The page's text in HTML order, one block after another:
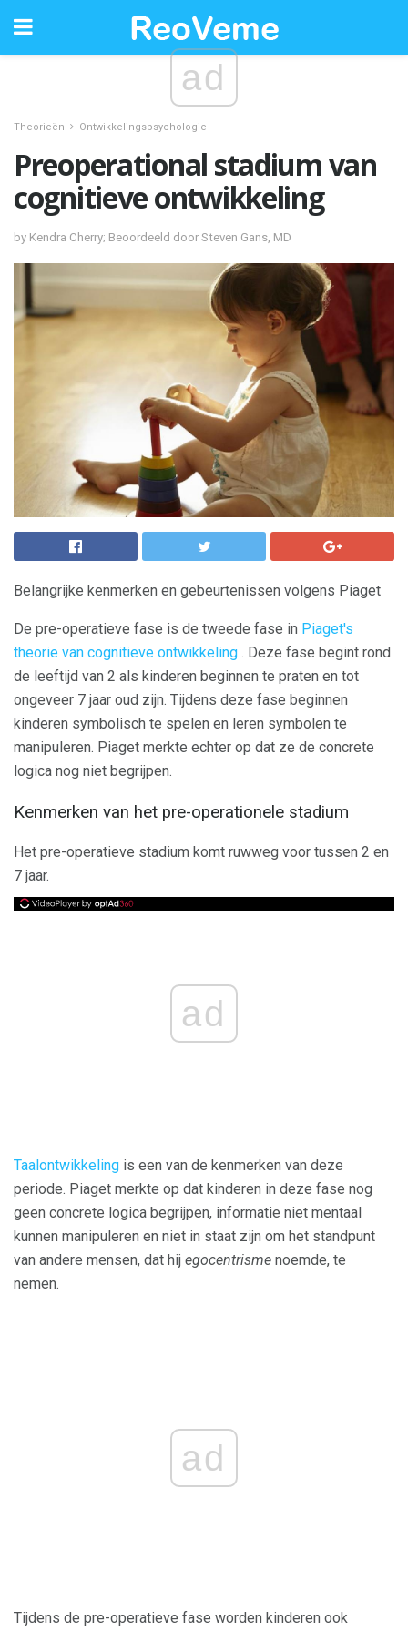
ad
Theorieën Ontwikkelingspsychologie
Preoperational stadium van
cognitieve ontwikkeling
by Kendra Cherry; Beoordeeld door Steven Gans, MD
Belangrijke kenmerken en gebeurtenissen volgens Piaget
De pre-operatieve fase is de tweede fase in Piaget's
theorie van cognitieve ontwikkeling . Deze fase begint rond
de leeftijd van 2 als kinderen beginnen te praten en tot
ongeveer 7 jaar oud zijn. Tijdens deze fase beginnen
kinderen symbolisch te spelen en leren symbolen te
manipuleren. Piaget merkte echter op dat ze de concrete
logica nog niet begrijpen.
Kenmerken van het pre-operationele stadium
Het pre-operatieve stadium komt ruwweg voor tussen 2 en
7 jaar.
ad
Taalontwikkeling is een van de kenmerken van deze
periode. Piaget merkte op dat kinderen in deze fase nog
geen concrete logica begrijpen, informatie niet mentaal
kunnen manipuleren en niet in staat zijn om het standpunt
van andere mensen, dat hij egocentrisme noemde, te
nemen.
ad
Tijdens de pre-operatieve fase worden kinderen ook